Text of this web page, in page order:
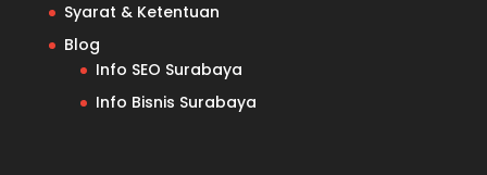
Syarat & Ketentuan
Blog
Info SEO Surabaya
Info Bisnis Surabaya